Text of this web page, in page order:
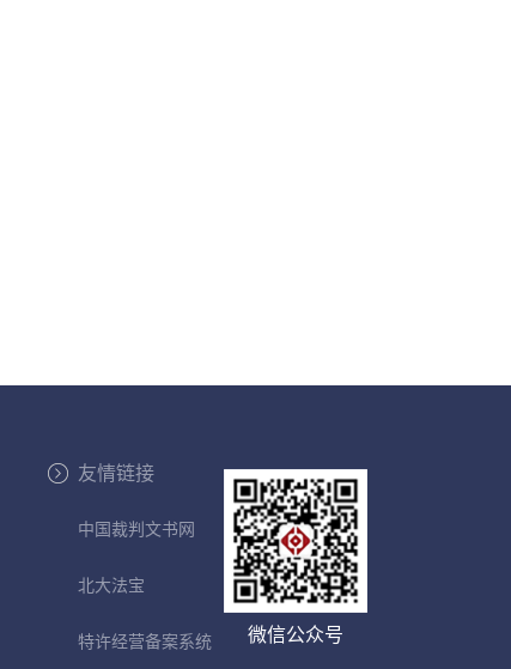
友情链接
中国裁判文书网
北大法宝
特许经营备案系统 微信公众号